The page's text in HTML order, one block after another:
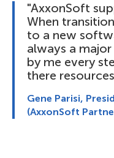
"AxxonSoft
When
to a new
always a
by me every
there
Gene Parisi,
(AxxonSoft